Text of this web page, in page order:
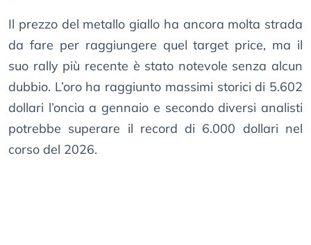
Il prezzo del metallo giallo ha ancora molta strada
da fare per raggiungere quel target price, ma il
suo rally più recente è stato notevole senza alcun
dubbio. L’oro ha raggiunto massimi storici di 5.602
dollari l’oncia a gennaio e secondo diversi analisti
potrebbe superare il record di 6.000 dollari nel
corso del 2026.